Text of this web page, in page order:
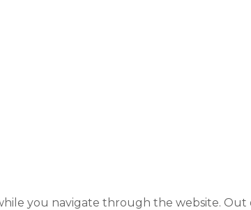
you navigate through the website. Out